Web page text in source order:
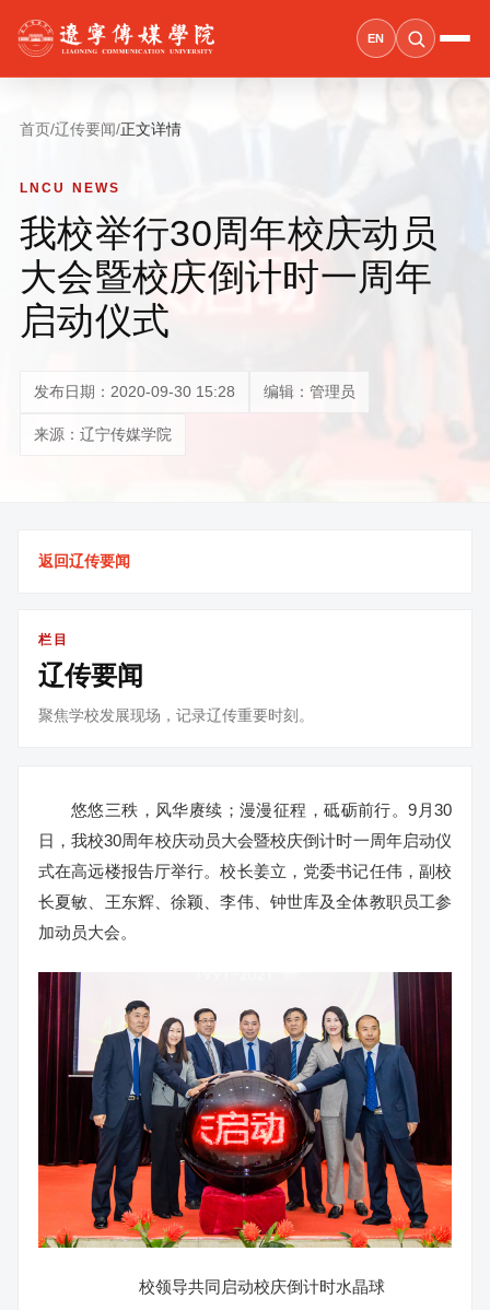
EN
首页/辽传要闻/正文详情
LNCU NEWS
我校举行30周年校庆动员
大会暨校庆倒计时一周年
启动仪式
发布日期：2020-09-30 15:28 编辑：管理员
来源：辽宁传媒学院
返回辽传要闻
栏目
辽传要闻
聚焦学校发展现场，记录辽传重要时刻。
悠悠三秩，风华赓续；漫漫征程，砥砺前行。9月30
日，我校30周年校庆动员大会暨校庆倒计时一周年启动仪
式在高远楼报告厅举行。校长姜立，党委书记任伟，副校
长夏敏、王东辉、徐颖、李伟、钟世库及全体教职员工参
加动员大会。
校领导共同启动校庆倒计时水晶球